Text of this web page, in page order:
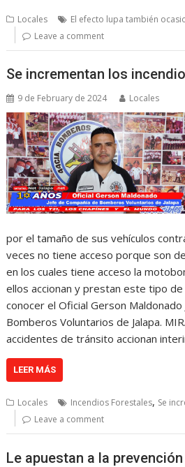
Locales El efecto lupa también
Leave a comment
Se incrementan los
9 de February de 2024 Locales
por el tamaño de sus vehículos
veces no tiene acceso porque son
en los cuales tiene acceso la
ellos accionan y prestan este tipo
conocer el Oficial Gerson Maldonado
Bomberos Voluntarios de Jalapa.
accidentes de tránsito accionan
LEER MÁS
Locales Incendios Forestales, Se
Leave a comment
Le apuestan a la